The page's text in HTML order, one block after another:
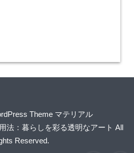
Theme マテリアル
法：暮らしを彩る透明なアート All
Reserved.